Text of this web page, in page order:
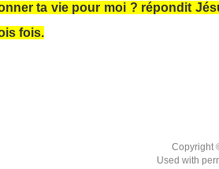
ta vie pour moi ? répondit
fois.
Copyright
Used with